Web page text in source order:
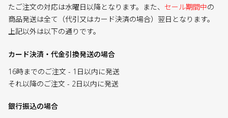
たご注文の対応は水曜日以降となります。また、 セール期間中の
商品発送は全て（代引又はカード決済の場合）翌日となります。
上記以外は以下の通りです。
カード決済・代金引換発送の場合
16時までのご注文 - 1日以内に発送
それ以降のご注文 - 2日以内に発送
銀行振込の場合